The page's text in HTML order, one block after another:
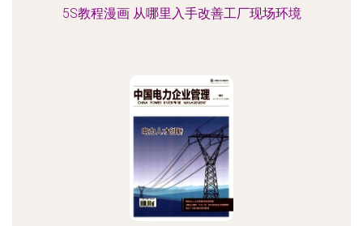
5S教程漫画 从哪里入手改善工厂现场环境